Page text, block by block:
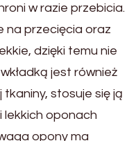
w razie przebicia.
na przecięcia oraz
dzięki temu nie
jest również
stosuje się ją
lekkich oponach
opony ma